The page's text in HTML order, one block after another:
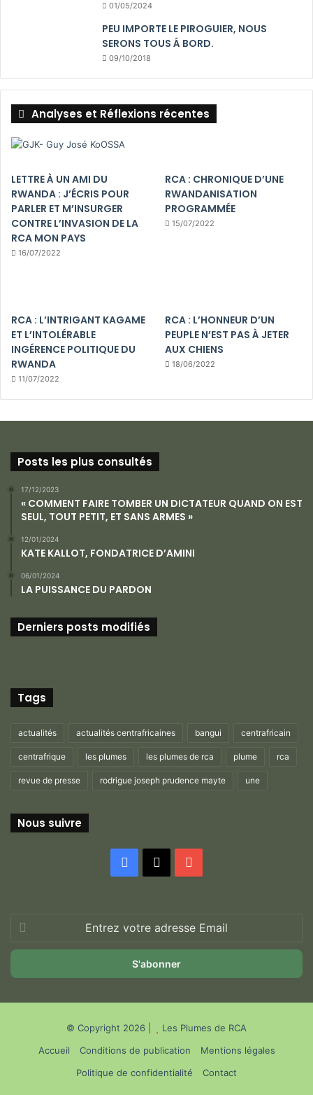
01/05/2024
PEU IMPORTE LE PIROGUIER, NOUS
SERONS TOUS Á BORD.
09/10/2018
Analyses et Réflexions récentes
LETTRE À UN AMI DU
RWANDA : J’ÉCRIS POUR
PARLER ET M’INSURGER
CONTRE L’INVASION DE LA
RCA MON PAYS
16/07/2022
RCA : CHRONIQUE D’UNE
RWANDANISATION
PROGRAMMÉE
15/07/2022
RCA : L’INTRIGANT KAGAME
ET L’INTOLÉRABLE
INGÉRENCE POLITIQUE DU
RWANDA
11/07/2022
RCA : L’HONNEUR D’UN
PEUPLE N’EST PAS À JETER
AUX CHIENS
18/06/2022
Posts les plus consultés
17/12/2023
« COMMENT FAIRE TOMBER UN DICTATEUR QUAND ON EST
SEUL, TOUT PETIT, ET SANS ARMES »
12/01/2024
KATE KALLOT, FONDATRICE D’AMINI
06/01/2024
LA PUISSANCE DU PARDON
Derniers posts modifiés
Tags
actualités actualités centrafricaines bangui centrafricain
centrafrique les plumes les plumes de rca plume rca
revue de presse rodrigue joseph prudence mayte une
Nous suivre
Facebook
votre
adresse
© Copyright 2026 |
Les Plumes de RCA
Accueil
Conditions de publication
Mentions légales
Politique de confidentialité
Contact